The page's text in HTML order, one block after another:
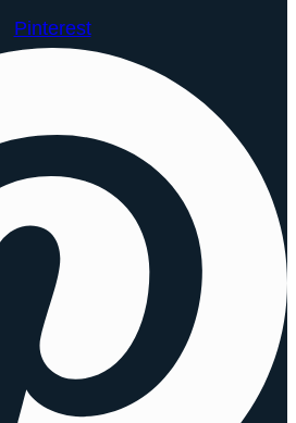
Pinterest